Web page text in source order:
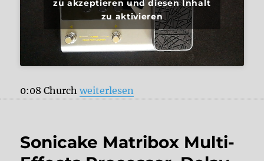
zu akzeptieren und diesen Inhalt
zu aktivieren
0:08 Church„Sonicake Matribox Multi-Effects
weiterlesen
Sonicake Matribox Multi-